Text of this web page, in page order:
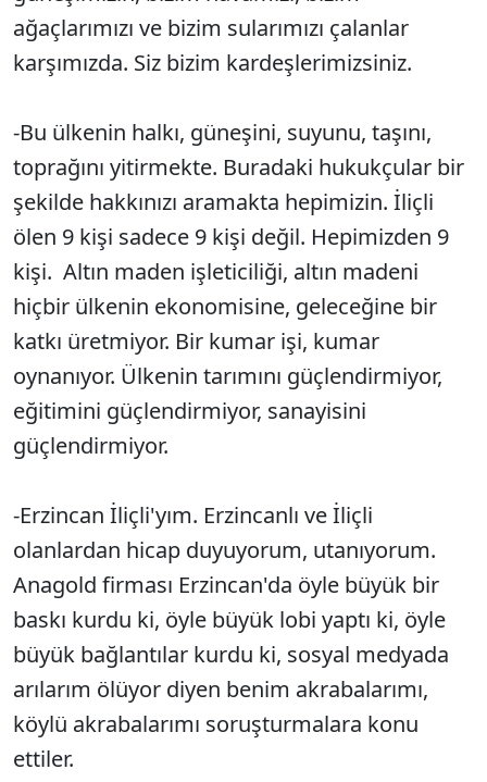
ağaçlarımızı ve bizim sularımızı çalanlar
karşımızda. Siz bizim kardeşlerimizsiniz.
-Bu ülkenin halkı, güneşini, suyunu, taşını,
toprağını yitirmekte. Buradaki hukukçular bir
şekilde hakkınızı aramakta hepimizin. İliçli
ölen 9 kişi sadece 9 kişi değil. Hepimizden 9
kişi. Altın maden işleticiliği, altın madeni
hiçbir ülkenin ekonomisine, geleceğine bir
katkı üretmiyor. Bir kumar işi, kumar
oynanıyor. Ülkenin tarımını güçlendirmiyor,
eğitimini güçlendirmiyor, sanayisini
güçlendirmiyor.
-Erzincan İliçli'yım. Erzincanlı ve İliçli
olanlardan hicap duyuyorum, utanıyorum.
Anagold firması Erzincan'da öyle büyük bir
baskı kurdu ki, öyle büyük lobi yaptı ki, öyle
büyük bağlantılar kurdu ki, sosyal medyada
arılarım ölüyor diyen benim akrabalarımı,
köylü akrabalarımı soruşturmalara konu
ettiler.